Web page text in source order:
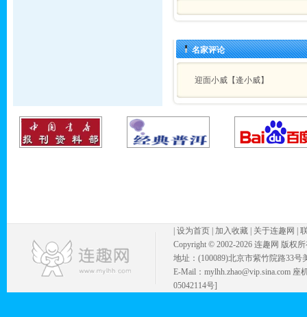
名家评论
迎面小威【逄小威】
设为首页 加入收藏 关于连趣网
Copyright © 2002-2026 连趣网 版权
地址：(100089)北京市紫竹院路33号
E-Mail：mylhh.zhao@vip.sina.com
05042114号]